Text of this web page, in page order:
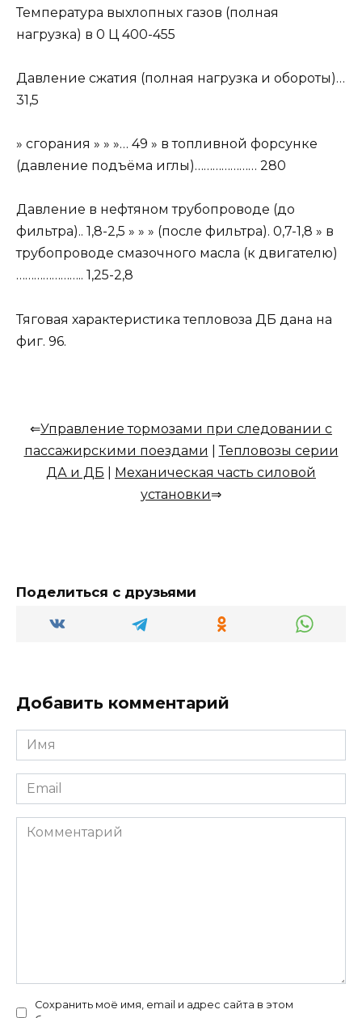
Температура выхлопных газов (полная
нагрузка) в 0 Ц 400-455
Давление сжатия (полная нагрузка и обороты)…
31,5
» сгорания » » »… 49 » в топливной форсунке
(давление подъёма иглы)………………… 280
Давление в нефтяном трубопроводе (до
фильтра).. 1,8-2,5 » » » (после фильтра). 0,7-1,8 » в
трубопроводе смазочного масла (к двигателю)
………………….. 1,25-2,8
Тяговая характеристика тепловоза ДБ дана на
фиг. 96.
⇐Управление тормозами при следовании с
пассажирскими поездами |Тепловозы серии
ДА и ДБ
Механическая часть силовой
установки⇒
Поделиться с друзьями
Добавить комментарий
Имя
*
Email
*
Комментарий
Сохранить моё имя, email и адрес сайта в этом